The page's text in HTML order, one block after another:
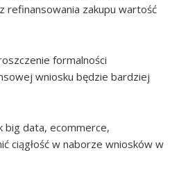
refinansowania zakupu wartość
formalności
wniosku będzie bardziej
big data, ecommerce,
ciągłość w naborze wniosków w